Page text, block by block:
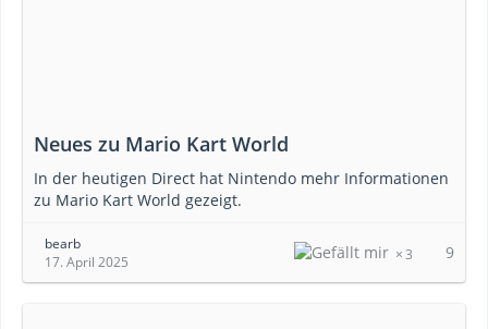
Neues zu Mario Kart World
In der heutigen Direct hat Nintendo mehr Informationen
zu Mario Kart World gezeigt.
bearb
17. April 2025
3 9